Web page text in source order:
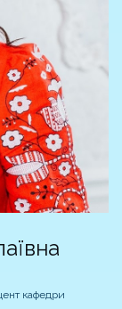
кафедри